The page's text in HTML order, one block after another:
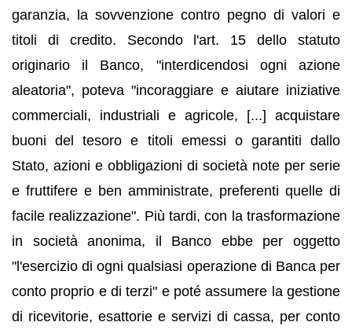
garanzia, la sovvenzione contro pegno di valori e
titoli di credito. Secondo l'art. 15 dello statuto
originario il Banco, "interdicendosi ogni azione
aleatoria", poteva "incoraggiare e aiutare iniziative
commerciali, industriali e agricole, [...] acquistare
buoni del tesoro e titoli emessi o garantiti dallo
Stato, azioni e obbligazioni di società note per serie
e fruttifere e ben amministrate, preferenti quelle di
facile realizzazione". Più tardi, con la trasformazione
in società anonima, il Banco ebbe per oggetto
"l'esercizio di ogni qualsiasi operazione di Banca per
conto proprio e di terzi" e poté assumere la gestione
di ricevitorie, esattorie e servizi di cassa, per conto